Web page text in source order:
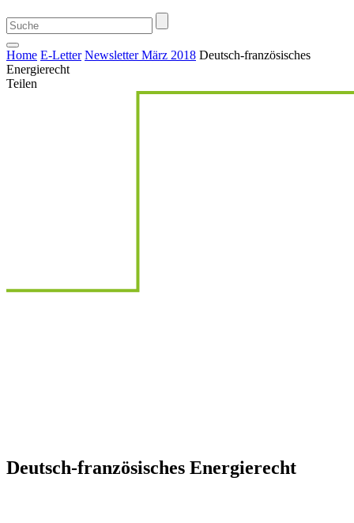
Home E-Letter Newsletter März 2018 Deutsch-französisches
Energierecht
Teilen
Deutsch-französisches Energierecht